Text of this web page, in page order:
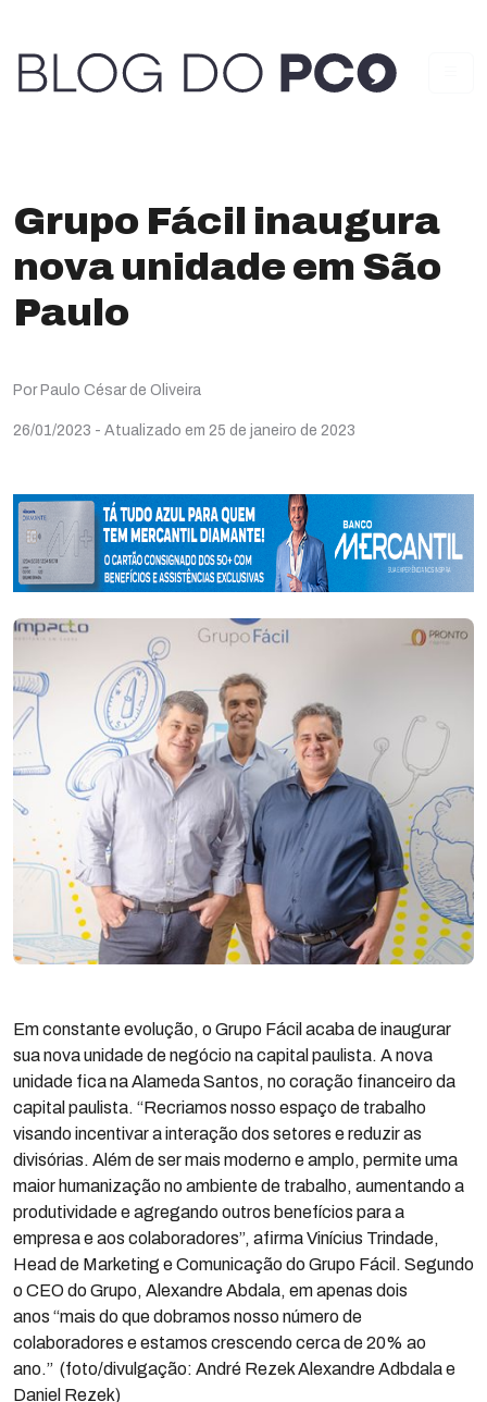
Grupo Fácil inaugura
nova unidade em São
Paulo
Por Paulo César de Oliveira
26/01/2023 - Atualizado em 25 de janeiro de 2023
Em constante evolução, o Grupo Fácil acaba de inaugurar
sua nova unidade de negócio na capital paulista. A nova
unidade fica na Alameda Santos, no coração financeiro da
capital paulista. “Recriamos nosso espaço de trabalho
visando incentivar a interação dos setores e reduzir as
divisórias. Além de ser mais moderno e amplo, permite uma
maior humanização no ambiente de trabalho, aumentando a
produtividade e agregando outros benefícios para a
empresa e aos colaboradores”, afirma Vinícius Trindade,
Head de Marketing e Comunicação do Grupo Fácil. Segundo
o CEO do Grupo, Alexandre Abdala, em apenas dois
anos “mais do que dobramos nosso número de
colaboradores e estamos crescendo cerca de 20% ao
ano.” (foto/divulgação: André Rezek Alexandre Adbdala e
Daniel Rezek)